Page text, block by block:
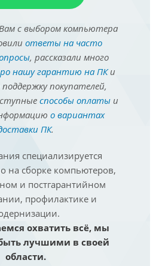
с выбором компьютера
ответы на часто
, рассказали много
нашу гарантию на ПКи
покупателей,
способы оплатыи
о вариантах
ПК.
специализируется
на сборке компьютеров,
и постгарантийном
профилактике и
охватить всё, мы
лучшими в своей
области.